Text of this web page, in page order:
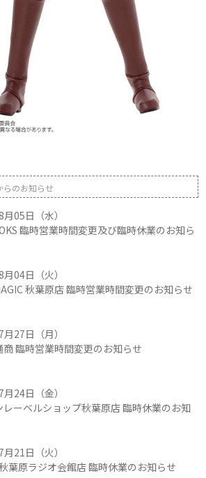
らのお知らせ
05日（水）
臨時営業時間変更及び臨時休業のお知ら
04日（火）
秋葉原店 臨時営業時間変更のお知らせ
27日（月）
商 臨時営業時間変更のお知らせ
24日（金）
レーベルショップ秋葉原店 臨時休業のお知
21日（火）
葉原ラジオ会館店 臨時休業のお知らせ